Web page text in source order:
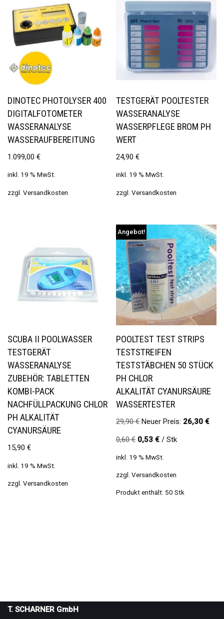
DINOTEC PHOTOLYSER 400
DIGITALFOTOMETER
WASSERANALYSE
WASSERAUFBEREITUNG
1.099,00 €
inkl. 19 % MwSt.
zzgl. Versandkosten
TESTGERÄT POOLTESTER
WASSERANALYSE
WASSERPFLEGE BROM PH
WERT
24,90€
inkl. 19 % MwSt.
zzgl.Versandkosten
SCUBA II POOLWASSER
TESTGERÄT
WASSERANALYSE
ZUBEHÖR: TABLETTEN
KOMBI-PACK
NACHFÜLLPACKUNG CHLOR
PH ALKALITÄT
CYANURSÄURE
15,90 €
inkl. 19 % MwSt.
zzgl. Versandkosten
Angebot!
POOLTEST TEST STRIPS
TESTSTREIFEN
TESTSTÄBCHEN 50 STÜCK
PH CHLOR
ALKALITÄT CYANURSÄURE
WASSERTESTER
29,90€ Neuer Preis: 26,30€
0,60€ 0,53€ /Stk
inkl. 19 % MwSt.
zzgl.Versandkosten
Produkt enthält: 50Stk
T. SCHARNER GmbH